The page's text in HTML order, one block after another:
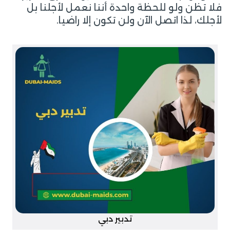
فلا تظن ولو للحظة واحدة أننا نعمل لأجلنا بل
لأجلك، لذا اتصل الآن ولن تكون إلا راضيا.
تدبير دبي